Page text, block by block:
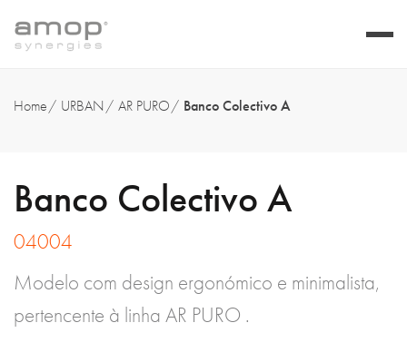
Home URBAN AR PURO Banco Colectivo A
Banco Colectivo A
04004
Modelo com design ergonómico e minimalista,
pertencente à linha AR PURO .